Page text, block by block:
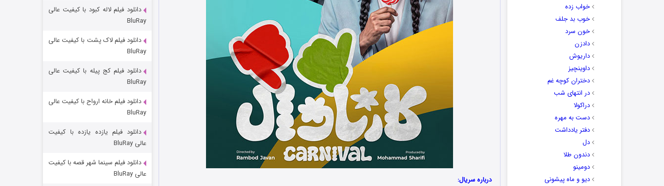
خواب زده
خوب بد جلف
خون سرد
دادزن
داریوش
داوینچیز
دختران کوچه غم
در انتهای شب
دراکولا
دست به مهره
دفتر یادداشت
دل
دندون طلا
دومینو
دیو و ماه پیشونی
درباره سریال:
شوگر فصل ۲
دانلود فیلم لاله کبود با کیفیت عالی
BluRay
دانلود فیلم لاک پشت با کیفیت عالی
BluRay
دانلود فیلم کج‌ پیله با کیفیت عالی
BluRay
دانلود فیلم خانه ارواح با کیفیت عالی
BluRay
دانلود فیلم یازده یازده با کیفیت
عالی BluRay
دانلود فیلم سینما شهر قصه با کیفیت
عالی BluRay